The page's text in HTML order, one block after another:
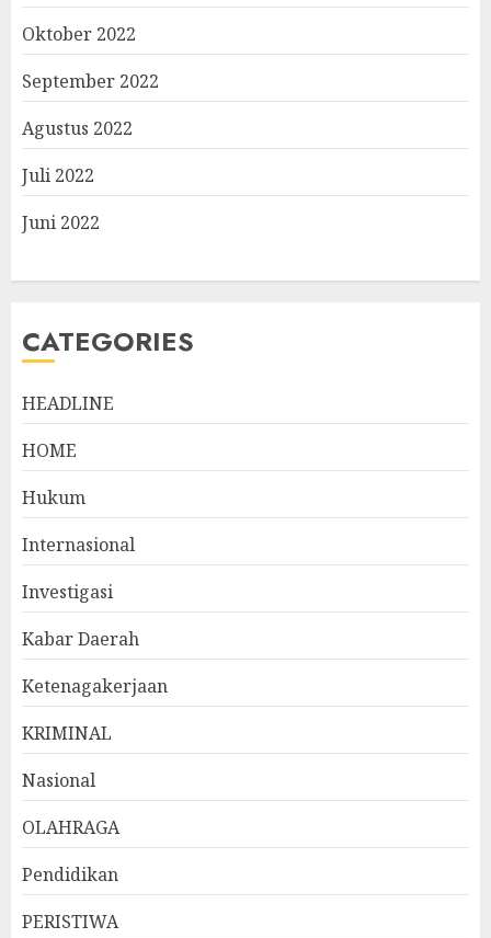
Oktober 2022
September 2022
Agustus 2022
Juli 2022
Juni 2022
CATEGORIES
HEADLINE
HOME
Hukum
Internasional
Investigasi
Kabar Daerah
Ketenagakerjaan
KRIMINAL
Nasional
OLAHRAGA
Pendidikan
PERISTIWA